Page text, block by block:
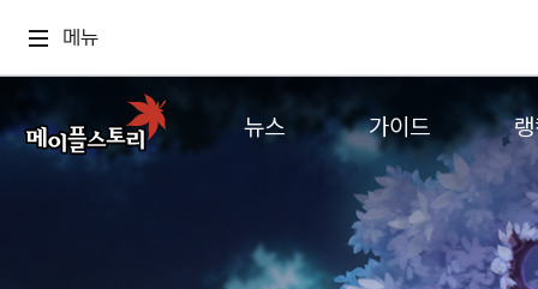
메뉴
뉴스
업데이트
이벤트
가이드
게임정보
직업소개
확률형 아이템
월드
컨텐